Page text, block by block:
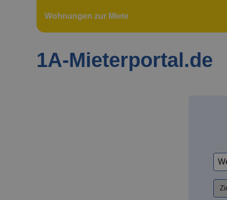
Wohnungen zur Miete
1A-Mieterportal.de